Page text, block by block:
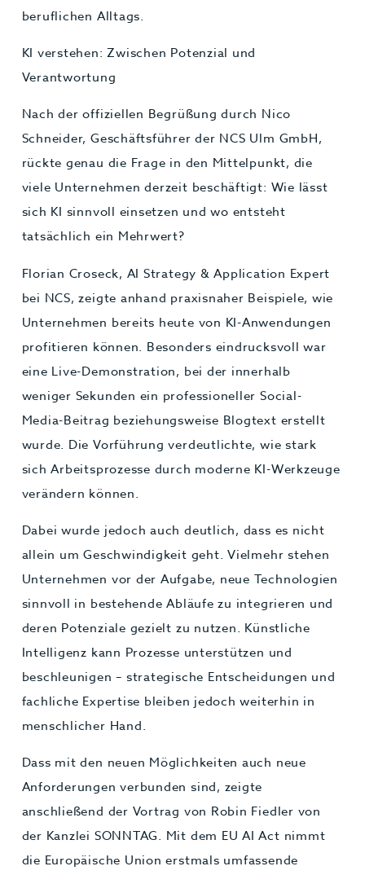
beruflichen Alltags.
KI verstehen: Zwischen Potenzial und
Verantwortung
Nach der offiziellen Begrüßung durch Nico
Schneider, Geschäftsführer der NCS Ulm GmbH,
rückte genau die Frage in den Mittelpunkt, die
viele Unternehmen derzeit beschäftigt: Wie lässt
sich KI sinnvoll einsetzen und wo entsteht
tatsächlich ein Mehrwert?
Florian Croseck, AI Strategy & Application Expert
bei NCS, zeigte anhand praxisnaher Beispiele, wie
Unternehmen bereits heute von KI-Anwendungen
profitieren können. Besonders eindrucksvoll war
eine Live-Demonstration, bei der innerhalb
weniger Sekunden ein professioneller Social-
Media-Beitrag beziehungsweise Blogtext erstellt
wurde. Die Vorführung verdeutlichte, wie stark
sich Arbeitsprozesse durch moderne KI-Werkzeuge
verändern können.
Dabei wurde jedoch auch deutlich, dass es nicht
allein um Geschwindigkeit geht. Vielmehr stehen
Unternehmen vor der Aufgabe, neue Technologien
sinnvoll in bestehende Abläufe zu integrieren und
deren Potenziale gezielt zu nutzen. Künstliche
Intelligenz kann Prozesse unterstützen und
beschleunigen – strategische Entscheidungen und
fachliche Expertise bleiben jedoch weiterhin in
menschlicher Hand.
Dass mit den neuen Möglichkeiten auch neue
Anforderungen verbunden sind, zeigte
anschließend der Vortrag von Robin Fiedler von
der Kanzlei SONNTAG. Mit dem EU AI Act nimmt
die Europäische Union erstmals umfassende